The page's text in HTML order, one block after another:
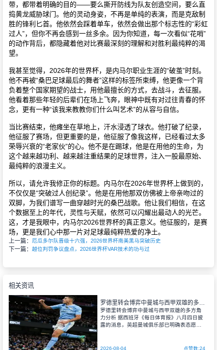
带，都带着明确的目的——要么撕开防线为队友创造空间，要么直
捣黄龙威胁球门。他的灵动身姿，不再是单纯的表演，而是克敌制
胜的锋利匕首。他依然会踩着单车，依然会做出那个标志性的“彩虹
过人”，但你不再会感到一丝多余。因为你知道，每一次看似“花哨”
的动作背后，都隐藏着他对比赛最深刻的理解和对胜利最纯粹的渴
望。
我甚至觉得，2026年的世界杯，是内马尔职业生涯的“破茧”时刻。
他不再被“桑巴足球最后的舞者”这样的标签所束缚，他更像一个背
负着整个国家期望的战士，用他最擅长的方式，去战斗，去征服。
他看着那些年轻的后辈们在场上飞奔，眼神中既有对过往青春的怀
念，更有一种“该我来教教你们什么叫艺术”的从容与自信。
当比赛结束，他瘫坐在草地上，汗水浸透了球衣。他打破了纪录，
他征服了赛场，但更重要的是，他征服了像我这样，已经看过太多
荣辱兴衰的“老家伙”的心。他不是在踢球，他是在用他的生命，为
这个越来越功利、越来越注重结果的足球世界，注入一股最原始、
最纯粹的浪漫主义。
所以，请允许我修正你的标题。内马尔在2026年世界杯上做到的，
不仅仅是“突破过人创纪录”。他是在用他那双仿佛被上帝亲吻过的
双脚，为我们谱写一曲穿越时光的桑巴战歌。他让我们相信，在这
个数据至上的年代，灵性与天赋，依然可以闪耀出最动人的光芒。
这，才是我眼中，内马尔2026世界杯的真正意义。他征服的，是赛
场，更是我们心中那一片对足球最纯粹热爱的净土。
上一篇： 厄瓜多尔队晋级十六强，2026世界杯南美黑马突破历史
下一篇： 越位判罚争议盘点，2026世界杯VAR技术的功与过
相关资讯
罗德里转会博弈中曼城与西甲双雄的多方角
力分析 据西班牙《每日体育报》八月四日披
露的消息，英超曼城俱乐部已明确表态愿意
队队长极有可能成为巴塞罗那与皇家马德里
2026-08-04 点赞数:24